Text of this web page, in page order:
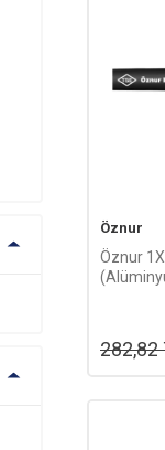
Öznur
Öznur
282,82